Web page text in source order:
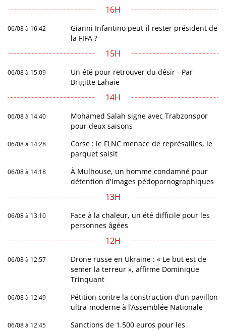
16H
06/08 à 16:42
Gianni Infantino peut-il rester président de
la FIFA ?
15H
06/08 à 15:09
Un été pour retrouver du désir - Par
Brigitte Lahaie
14H
06/08 à 14:40
Mohamed Salah signe avec Trabzonspor
pour deux saisons
06/08 à 14:28
Corse : le FLNC menace de représailles, le
parquet saisit
06/08 à 14:18
À Mulhouse, un homme condamné pour
détention d'images pédopornographiques
13H
06/08 à 13:10
Face à la chaleur, un été difficile pour les
personnes âgées
12H
06/08 à 12:57
Drone russe en Ukraine : « Le but est de
semer la terreur », affirme Dominique
Trinquant
06/08 à 12:49
Pétition contre la construction d’un pavillon
ultra-moderne à l’Assemblée Nationale
06/08 à 12:45
Sanctions de 1.500 euros pour les